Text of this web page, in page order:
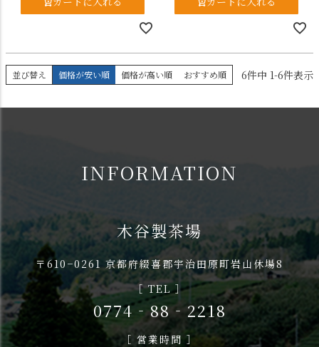
並び替え 価格が安い順 価格が高い順 おすすめ順 6件中 1-6件表示
INFORMATION
木谷製茶場
〒610−0261 京都府綴喜郡宇治田原町岩山休場8
［ TEL ］
0774‐88‐2218
［ 営業時間 ］